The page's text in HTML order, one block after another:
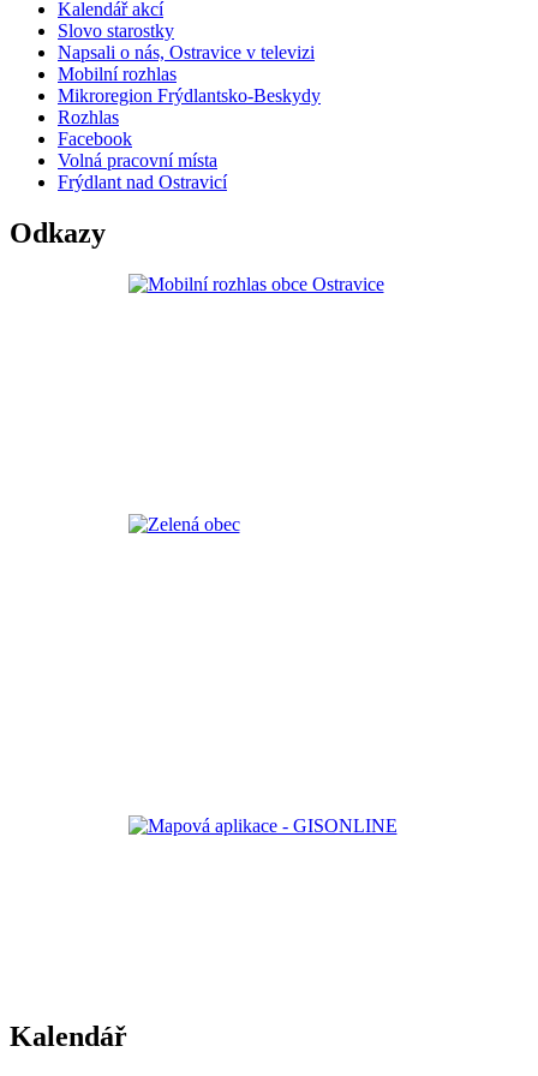
Kalendář akcí
Slovo starostky
Napsali o nás, Ostravice v televizi
Mobilní rozhlas
Mikroregion Frýdlantsko-Beskydy
Rozhlas
Facebook
Volná pracovní místa
Frýdlant nad Ostravicí
Odkazy
Kalendář